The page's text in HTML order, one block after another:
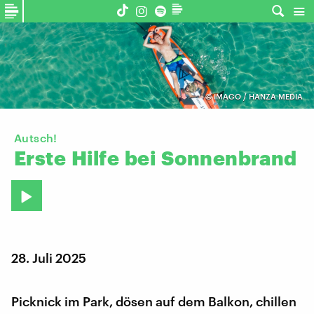
©IMAGO / HANZA MEDIA
Autsch!
Erste Hilfe bei Sonnenbrand
28. Juli 2025
Picknick im Park, dösen auf dem Balkon, chillen